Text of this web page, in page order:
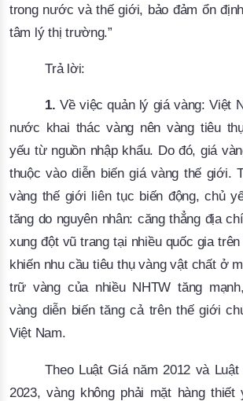
trong nước và thế giới, bảo đảm ổn
tâm lý thị trường.”
Trả lời:
1. Về việc quản lý giá vàng: Việt
nước khai thác vàng nên vàng tiêu
yếu từ nguồn nhập khẩu. Do đó, giá
thuộc vào diễn biến giá vàng thế giới.
vàng thế giới liên tục biến động, chủ
tăng do nguyên nhân: căng thẳng địa
xung đột vũ trang tại nhiều quốc gia
khiến nhu cầu tiêu thụ vàng vật chất ở
trữ vàng của nhiều NHTW tăng
vàng diễn biến tăng cả trên thế giới
Việt Nam.
Theo Luật Giá năm 2012 và
2023, vàng không phải mặt hàng thiết